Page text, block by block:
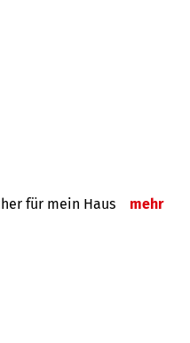
für mein Haus mehr